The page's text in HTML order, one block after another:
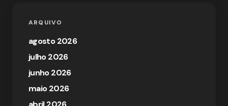
ARQUIVO
agosto 2026
julho 2026
junho 2026
maio 2026